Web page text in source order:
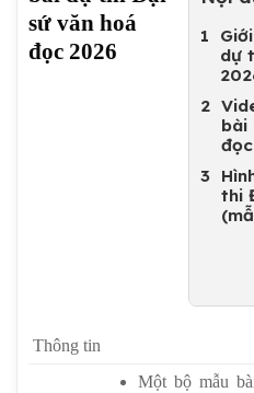
dự
bài
thi
sứ văn hoá
đọc 2026
Thông tin
Một bộ mẫu